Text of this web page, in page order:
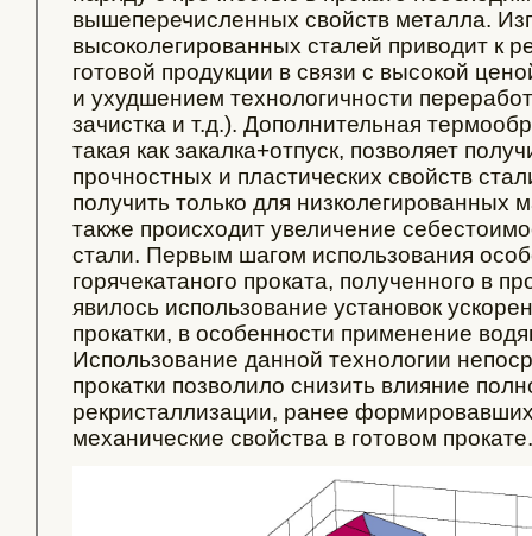
вышеперечисленных свойств металла.
высоколегированных сталей приводит к
готовой продукции в связи с высокой
и ухудшением технологичности
зачистка и т.д.). Дополнительная
такая как закалка+отпуск, позволяет
прочностных и пластических свойств
получить только для низколегированных
также происходит увеличение
стали. Первым шагом использования
горячекатаного проката, полученного в
явилось использование установок
прокатки, в особенности применение
Использование данной технологии
прокатки позволило снизить влияние
рекристаллизации, ранее формировавших
механические свойства в готовом прокате.